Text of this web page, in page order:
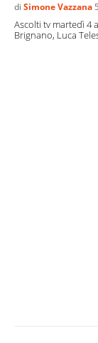
di Simone Vazzana
Ascolti tv martedì 4
Brignano, Luca